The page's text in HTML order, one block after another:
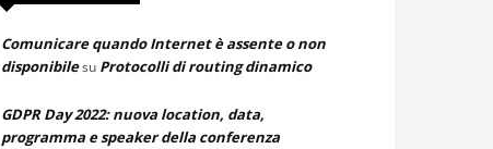
Comunicare quando Internet è assente o non
disponibilesu Protocolli di routing dinamico
GDPR Day 2022: nuova location, data,
programma e speaker della conferenza